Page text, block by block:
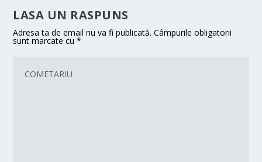
LASA UN RASPUNS
Adresa ta de email nu va fi publicată. Câmpurile obligatorii
sunt marcate cu*